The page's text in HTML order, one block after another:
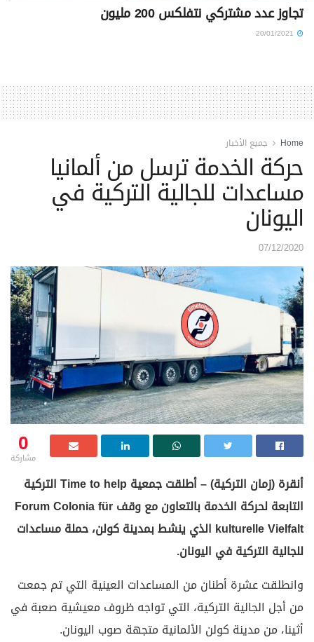
تجاوز عدد مشتركي نتفلكس 200 مليون
Home جميع الأخبار
حركة الخدمة ترسل من ألمانيا
مساعدات للجالية التركية في
اليونان
07/12/2020
0
مشاركة
أنقرة (زمان التركية) – أطلقت جمعية Time to help التركية
التابعة لحركة الخدمة بالتعاون مع وقف Forum Colonia für
kulturelle Vielfalt الذي ينشط بمدينة كولن، حملة مساعدات
للجالية التركية في اليونان.
وانطلقت عشرة أطنان من المساعدات العينية التي تم جمعت
من أجل الجالية التركية، التي تواجه ظروف معيشية صعبة في
أثينا، من مدينة كولن الألمانية متجهة صوب اليونان.